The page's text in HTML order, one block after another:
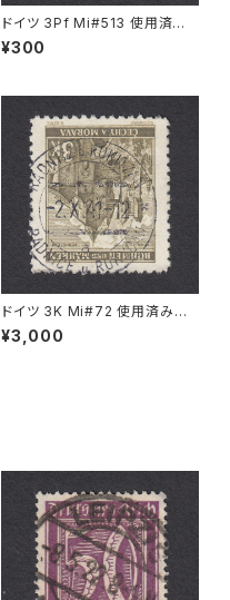
ドイツ 3Pf Mi#513 使用済み
切手｜DRESDEN 31.5.1935
¥300
ドイツ 3K Mi#72 使用済み切
手｜RADNITZ b. ROKITZAN
2.X.1941
¥3,000